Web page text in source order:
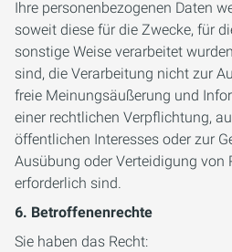
Ihre personenbezogenen Daten
soweit diese für die Zwecke, für
sonstige Weise verarbeitet
sind, die Verarbeitung nicht zur
freie Meinungsäußerung und
einer rechtlichen Verpflichtung,
öffentlichen Interesses oder zur
Ausübung oder Verteidigung von
erforderlich sind.
6. Betroffenenrechte
Sie haben das Recht: